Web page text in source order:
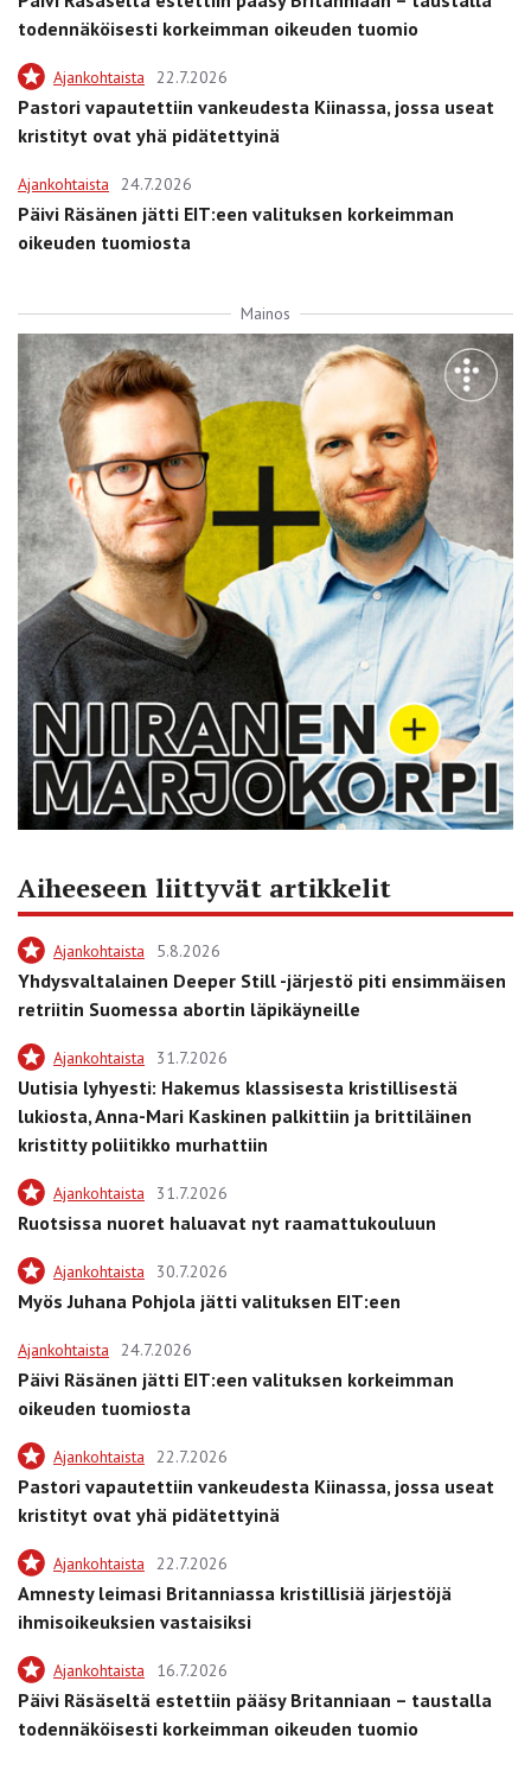
todennäköisesti korkeimman oikeuden tuomio
Ajankohtaista 22.7.2026
Pastori vapautettiin vankeudesta Kiinassa, jossa useat
kristityt ovat yhä pidätettyinä
Ajankohtaista 24.7.2026
Päivi Räsänen jätti EIT:een valituksen korkeimman
oikeuden tuomiosta
Mainos
Aiheeseen liittyvät artikkelit
Ajankohtaista 5.8.2026
Yhdysvaltalainen Deeper Still -järjestö piti ensimmäisen
retriitin Suomessa abortin läpikäyneille
Ajankohtaista 31.7.2026
Uutisia lyhyesti: Hakemus klassisesta kristillisestä
lukiosta, Anna-Mari Kaskinen palkittiin ja brittiläinen
kristitty poliitikko murhattiin
Ajankohtaista 31.7.2026
Ruotsissa nuoret haluavat nyt raamattukouluun
Ajankohtaista 30.7.2026
Myös Juhana Pohjola jätti valituksen EIT:een
Ajankohtaista 24.7.2026
Päivi Räsänen jätti EIT:een valituksen korkeimman
oikeuden tuomiosta
Ajankohtaista 22.7.2026
Pastori vapautettiin vankeudesta Kiinassa, jossa useat
kristityt ovat yhä pidätettyinä
Ajankohtaista 22.7.2026
Amnesty leimasi Britanniassa kristillisiä järjestöjä
ihmisoikeuksien vastaisiksi
Ajankohtaista 16.7.2026
Päivi Räsäseltä estettiin pääsy Britanniaan – taustalla
todennäköisesti korkeimman oikeuden tuomio